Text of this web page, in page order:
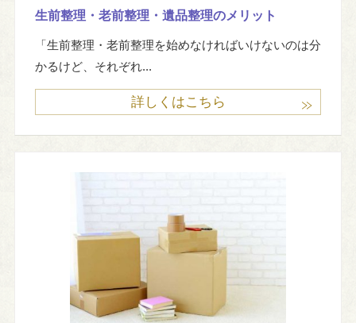
生前整理・老前整理・遺品整理のメリット
「生前整理・老前整理を始めなければいけないのは分
かるけど、それぞれ...
詳しくはこちら